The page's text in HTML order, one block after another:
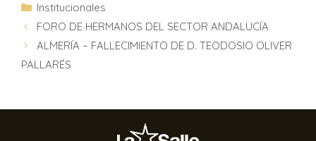
Institucionales
FORO DE HERMANOS DEL SECTOR ANDALUCÍA
ALMERÍA – FALLECIMIENTO DE D. TEODOSIO OLIVER
PALLARÉS